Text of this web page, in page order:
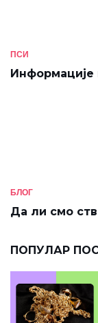
ПСИ
Информације
БЛОГ
Да ли смо
ПОПУЛАР